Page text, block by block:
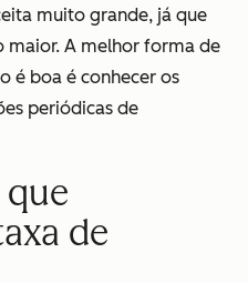
muito grande, já que
maior. A melhor forma de
é boa é conhecer os
periódicas de
de